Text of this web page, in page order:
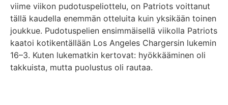
viime viikon pudotuspeliottelu, on Patriots voittanut
tällä kaudella enemmän otteluita kuin yksikään toinen
joukkue. Pudotuspelien ensimmäisellä viikolla Patriots
kaatoi kotikentällään Los Angeles Chargersin lukemin
16–3. Kuten lukematkin kertovat: hyökkääminen oli
takkuista, mutta puolustus oli rautaa.